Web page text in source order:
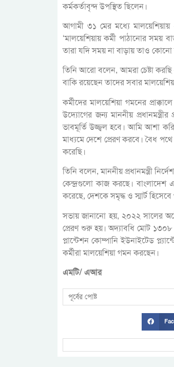
কর্মকর্তাবৃন্দ উপস্থিত ছিলেন।
আগামী ৩১ মের মধ্যে মালয়েশিয়ায়
‘মালয়েশিয়ায় কর্মী পাঠানোর
তারা যদি সময় না বাড়ায় তাও
তিনি আরো বলেন, আমরা চেষ্টা
বাকি রয়েছেন তাদের সবার
কর্মীদের মালয়েশিয়া গমনের
উদ্যোগের জন্য মাননীয়
ভাবমূর্তি উজ্জ্বল হবে। আমি আশা
মাধ্যমে দেশে প্রেরণ করবে। বৈধ পথে
করেছি।
তিনি বলেন, মাননীয় প্রধানমন্ত্রী
কেন্দ্রগুলো কাজ করছে। বাংলাদেশ
করেছে, দেশকে সমৃদ্ধ ও স্মার্ট
সভায় জানানো হয়, ২০২২ সালের
প্রেরণ শুরু হয়। অদ্যাবধি মোট
প্লান্টেশন কোম্পানি ইউনাইটেড
কর্মীরা মালয়েশিয়া গমন করছেন।
এমটি/ এআর
পূর্বের পোষ্ট